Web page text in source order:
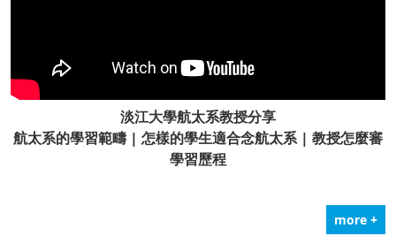
淡江大學航太系教授分享
航太系的學習範疇 | 怎樣的學生適合念航太系 | 教授怎麼審
學習歷程
more +